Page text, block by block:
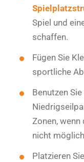
Spiel und
schaffen.
Fügen Sie
sportliche
Benutzen
Zonen,
nicht
Platzieren